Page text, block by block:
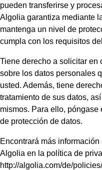
pueden transferirse y
Algolia garantiza mediante
mantenga un nivel de
cumpla con los requisitos
Tiene derecho a solicitar en
sobre los datos personales
usted. Además, tiene
tratamiento de sus datos,
mismos. Para ello,
de protección de datos.
Encontrará más
Algolia en la política de
http://algolia.com/de/